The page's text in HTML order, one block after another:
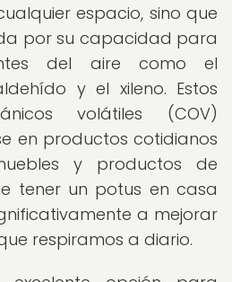
espacio, sino que
por su capacidad para
del aire como el
y el xileno. Estos
volátiles (COV)
en productos cotidianos
y productos de
tener un potus en casa
a mejorar
respiramos a diario.